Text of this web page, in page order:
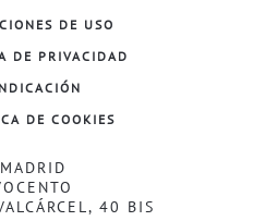
DE USO
DE PRIVACIDAD
DE COOKIES
MADRID
40 BIS